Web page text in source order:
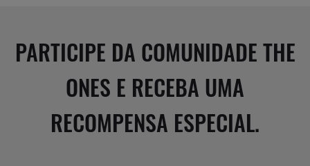
PARTICIPE DA COMUNIDADE THE
ONES E RECEBA UMA
RECOMPENSA ESPECIAL.